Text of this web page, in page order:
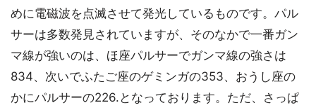
めに電磁波を点滅させて発光しているものです。パル
サーは多数発見されていますが、そのなかで一番ガン
マ線が強いのは、ほ座パルサーでガンマ線の強さは
834、次いでふたご座のゲミンガの353、おうし座の
かにパルサーの226.となっております。ただ、さっぱ